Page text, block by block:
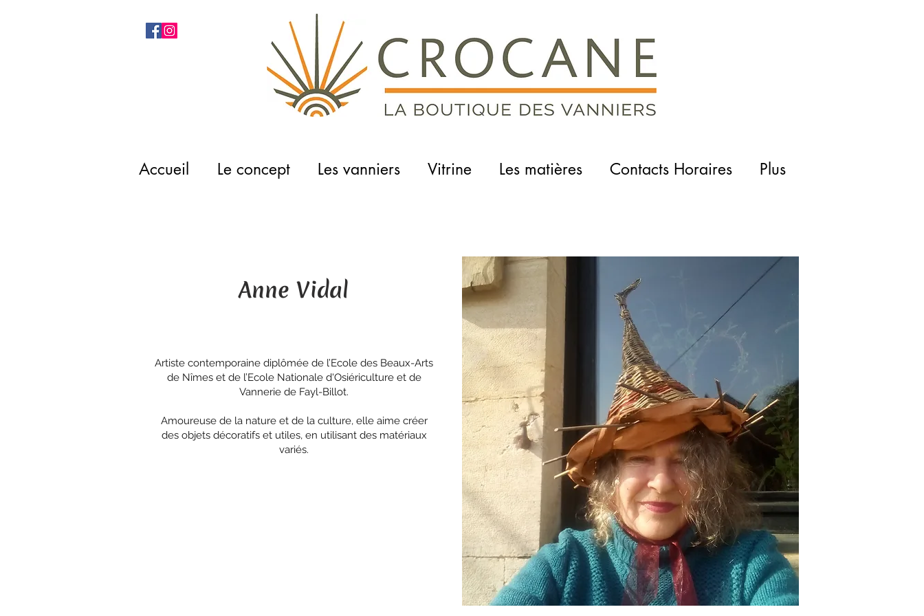
Accueil Le concept Les vanniers Vitrine Les matières Contacts Horaires Plus
Artiste contemporaine diplômée de l’Ecole des Beaux-Arts
de Nîmes et de l’Ecole Nationale d'Osiériculture et de
Vannerie de Fayl-Billot.
Amoureuse de la nature et de la culture, elle aime créer
des objets décoratifs et utiles, en utilisant des matériaux
variés.
Anne Vidal